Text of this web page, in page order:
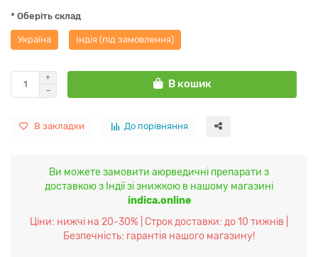
* Оберіть склад
Україна Індія (під замовлення)
В кошик
В закладки До порівняння
Ви можете замовити аюрведичні препарати з
доставкою з Індії зі знижкою в нашому магазині
indica.online
Ціни: нижчі на 20-30% | Строк доставки: до 10 тижнів |
Безпечність: гарантія нашого магазину!